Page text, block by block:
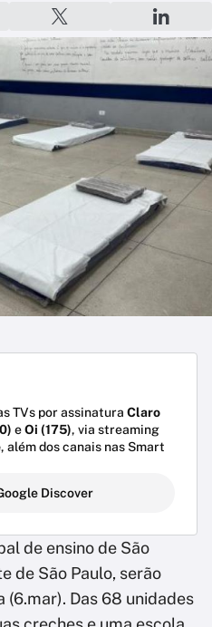
TVs por assinatura Claro
eOi (175), via streaming
, além dos canais nas Smart
Discover
de ensino de São
de São Paulo, serão
(6.mar). Das 68 unidades